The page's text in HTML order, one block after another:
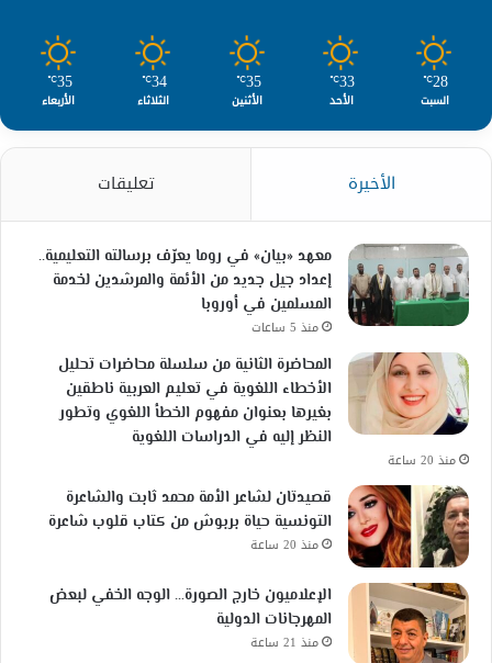
28
℃
السبت
33
℃
الأحد
35
℃
الأثنين
34
℃
الثلاثاء
35
℃
الأربعاء
الأخيرة تعليقات
معهد «بيان» في روما يعرّف برسالته التعليمية..
إعداد جيل جديد من الأئمة والمرشدين لخدمة
المسلمين في أوروبا
منذ 5 ساعات
المحاضرة الثانية من سلسلة محاضرات تحليل
الأخطاء اللغوية في تعليم العربية ناطقين
بغيرها بعنوان مفهوم الخطأ اللغوي وتطور
النظر إليه في الدراسات اللغوية
منذ 20 ساعة
قصيدتان لشاعر الأمة محمد ثابت والشاعرة
التونسية حياة بربوش من كتاب قلوب شاعرة
منذ 20 ساعة
الإعلاميون خارج الصورة… الوجه الخفي لبعض
المهرجانات الدولية
منذ 21 ساعة